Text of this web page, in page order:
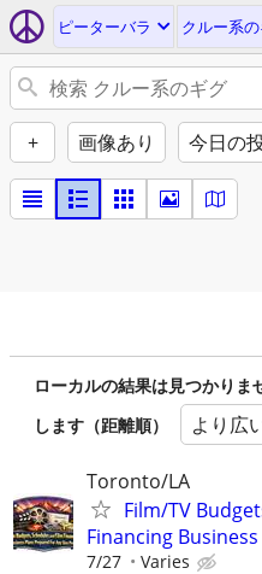
ピーターバラ クルー系
+ 画像あり 今日の
ローカルの結果は見つかり
します（距離順）
より広
Toronto/LA
Film/TV
Financing
7/27 Varies